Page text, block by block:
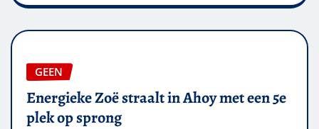
GEEN
Energieke Zoë straalt in Ahoy met een 5e
plek op sprong